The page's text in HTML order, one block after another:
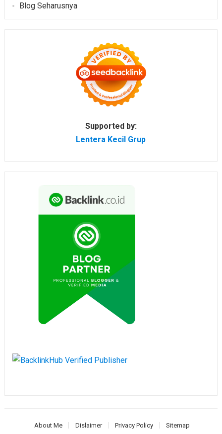
Blog Seharusnya
Supported by:
Lentera Kecil Grup
About Me Dislaimer Privacy Policy Sitemap